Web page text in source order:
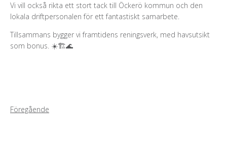
Vi vill också rikta ett stort tack till Öckerö kommun och den
lokala driftpersonalen för ett fantastiskt samarbete.
Tillsammans bygger vi framtidens reningsverk, med havsutsikt
som bonus. ☀️🏗️🌊
Föregående